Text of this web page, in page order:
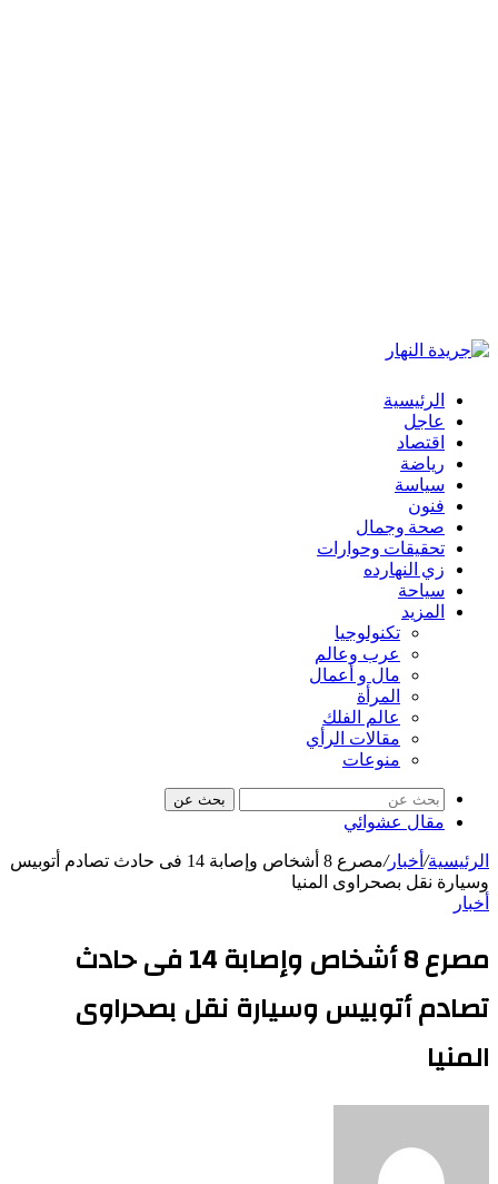
الرئيسية
عاجل
اقتصاد
رياضة
سياسة
فنون
صحة وجمال
تحقيقات وحوارات
زي النهارده
سياحة
المزيد
تكنولوجيا
عرب وعالم
مال و أعمال
المرأة
عالم الفلك
مقالات الرأي
منوعات
بحث عن
مقال عشوائي
الرئيسية/ أخبار/
مصرع 8 أشخاص وإصابة 14 فى حادث تصادم أتوبيس
وسيارة نقل بصحراوى المنيا
أخبار
مصرع 8 أشخاص وإصابة 14 فى حادث
تصادم أتوبيس وسيارة نقل بصحراوى
المنيا